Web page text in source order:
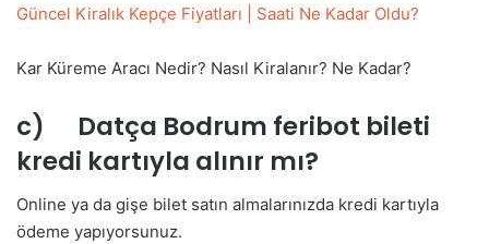
Güncel Kiralık Kepçe Fiyatları | Saati Ne Kadar Oldu?
Kar Küreme Aracı Nedir? Nasıl Kiralanır? Ne Kadar?
c) Datça Bodrum feribot bileti
kredi kartıyla alınır mı?
Online ya da gişe bilet satın almalarınızda kredi kartıyla
ödeme yapıyorsunuz.